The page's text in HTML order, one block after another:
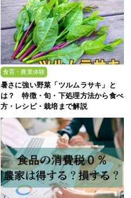
食育・農業体験
暑さに強い野菜「ツルムラサキ」と
は？ 特徴・旬・下処理方法から食べ
方・レシピ・栽培まで解説